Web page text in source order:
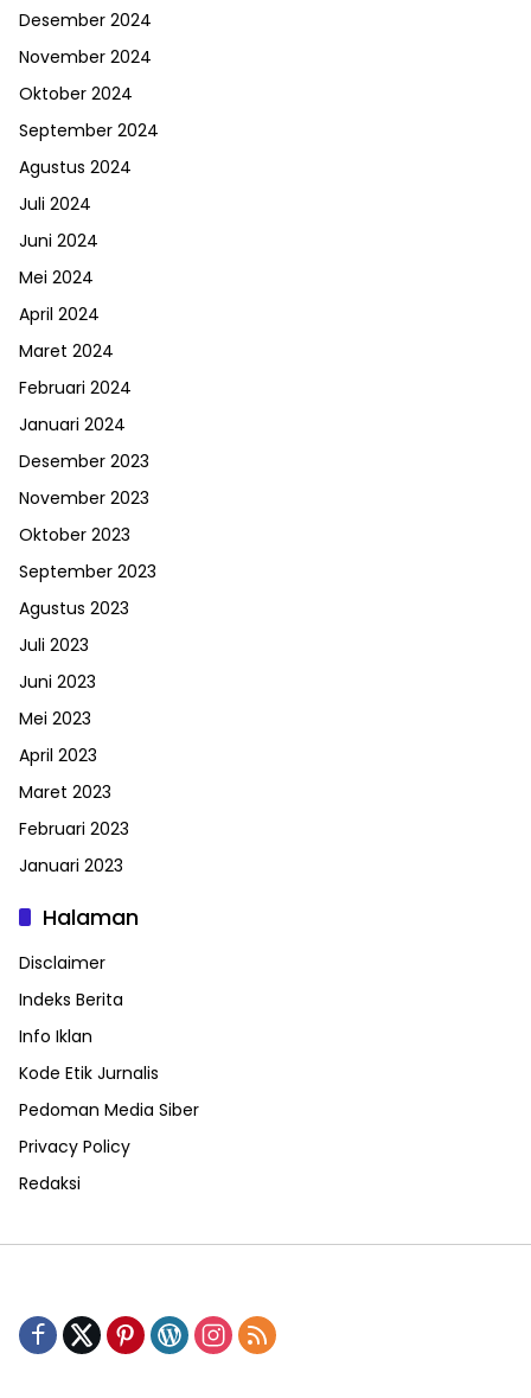
Desember 2024
November 2024
Oktober 2024
September 2024
Agustus 2024
Juli 2024
Juni 2024
Mei 2024
April 2024
Maret 2024
Februari 2024
Januari 2024
Desember 2023
November 2023
Oktober 2023
September 2023
Agustus 2023
Juli 2023
Juni 2023
Mei 2023
April 2023
Maret 2023
Februari 2023
Januari 2023
Halaman
Disclaimer
Indeks Berita
Info Iklan
Kode Etik Jurnalis
Pedoman Media Siber
Privacy Policy
Redaksi